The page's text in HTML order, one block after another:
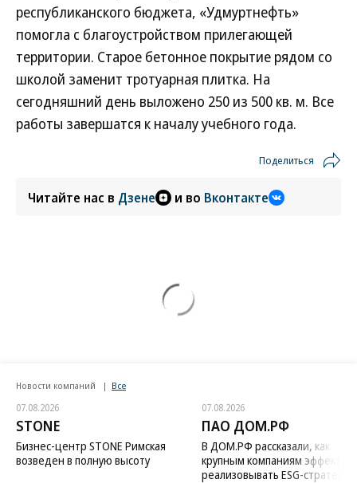
республиканского бюджета, «Удмуртнефть»
помогла с благоустройством прилегающей
территории. Старое бетонное покрытие рядом со
школой заменит тротуарная плитка. На
сегодняшний день выложено 250 из 500 кв. м. Все
работы завершатся к началу учебного года.
Поделиться
Читайте нас в Дзене и во Вконтакте
Новости компаний Все
07.08.2026
STONE
Бизнес-центр STONE Римская
возведен в полную высоту
07.08.2026
ПАО ДОМ.РФ
В ДОМ.РФ рассказали, как
крупным компаниям
реализовывать ESG-стратегию